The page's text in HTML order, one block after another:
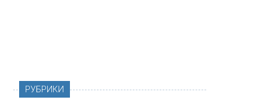
РУБРИКИ